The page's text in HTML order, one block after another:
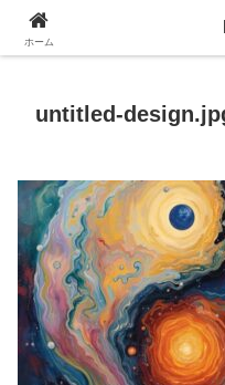
光の園エル
untitled-
ホーム